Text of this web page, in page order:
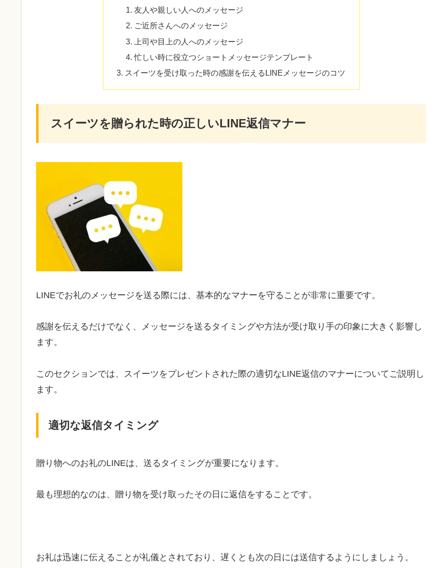
友人や親しい人へのメッセージ
ご近所さんへのメッセージ
上司や目上の人へのメッセージ
忙しい時に役立つショートメッセージテンプレート
スイーツを受け取った時の感謝を伝えるLINEメッセージのコツ
スイーツを贈られた時の正しいLINE返信マナー
LINEでお礼のメッセージを送る際には、基本的なマナーを守ることが非常に重要です。
感謝を伝えるだけでなく、メッセージを送るタイミングや方法が受け取り手の印象に大きく影響し
ます。
このセクションでは、スイーツをプレゼントされた際の適切なLINE返信のマナーについてご説明し
ます。
適切な返信タイミング
贈り物へのお礼のLINEは、送るタイミングが重要になります。
最も理想的なのは、贈り物を受け取ったその日に返信をすることです。
お礼は迅速に伝えることが礼儀とされており、遅くとも次の日には送信するようにしましょう。